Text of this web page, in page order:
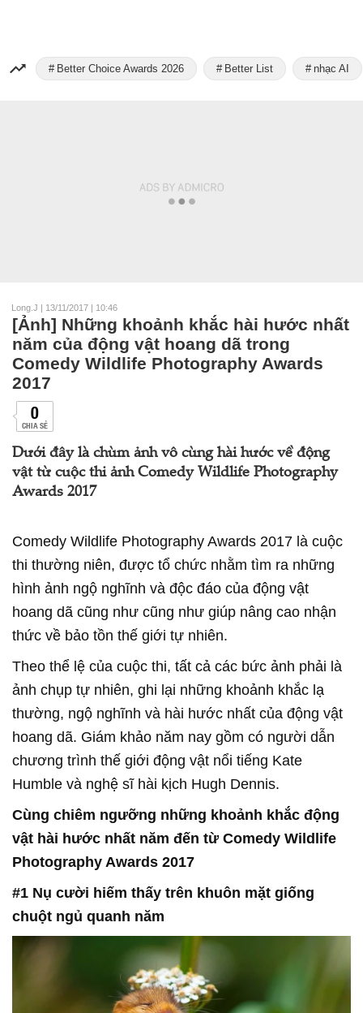
Better Choice Awards 2026 Better List nhạc AI
Long.J | 13/11/2017 | 10:46
[Ảnh] Những khoảnh khắc hài hước nhất
năm của động vật hoang dã trong
Comedy Wildlife Photography Awards
2017
0
CHIA SẺ
Dưới đây là chùm ảnh vô cùng hài hước về động
vật từ cuộc thi ảnh Comedy Wildlife Photography
Awards 2017
Comedy Wildlife Photography Awards 2017 là cuộc
thi thường niên, được tổ chức nhằm tìm ra những
hình ảnh ngộ nghĩnh và độc đáo của động vật
hoang dã cũng như cũng như giúp nâng cao nhận
thức về bảo tồn thế giới tự nhiên.
Theo thể lệ của cuộc thi, tất cả các bức ảnh phải là
ảnh chụp tự nhiên, ghi lại những khoảnh khắc lạ
thường, ngộ nghĩnh và hài hước nhất của động vật
hoang dã. Giám khảo năm nay gồm có người dẫn
chương trình thế giới động vật nổi tiếng Kate
Humble và nghệ sĩ hài kịch Hugh Dennis.
Cùng chiêm ngưỡng những khoảnh khắc động
vật hài hước nhất năm đến từ Comedy Wildlife
Photography Awards 2017
#1 Nụ cười hiếm thấy trên khuôn mặt giống
chuột ngủ quanh năm